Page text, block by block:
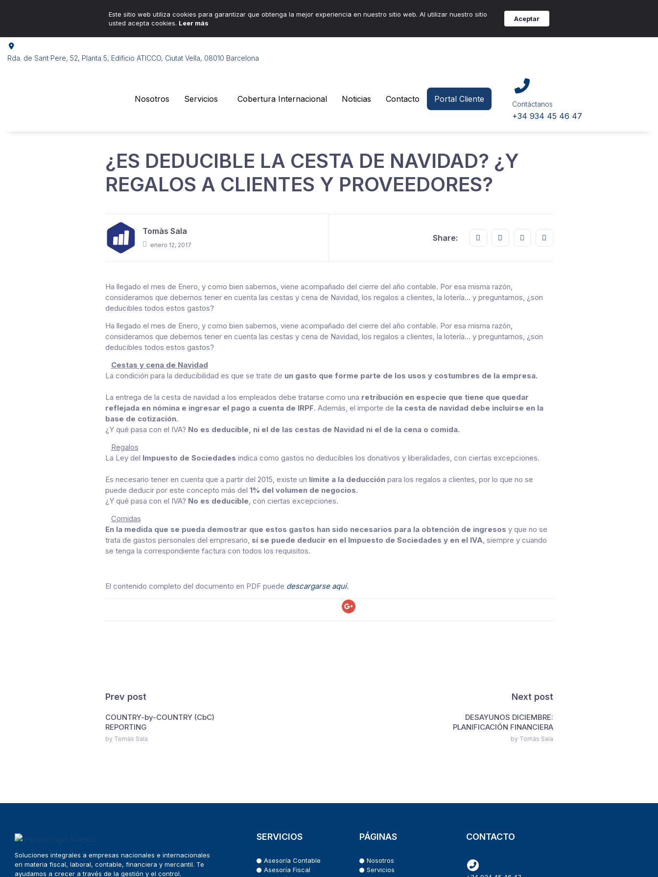
Rda. de Sant Pere, 52, Planta 5, Edificio ATICCO, Ciutat Vella, 08010 Barcelona
Nosotros Servicios Cobertura Internacional Noticias Contacto Portal Cliente
Contáctanos
+34 934 45 46 47
¿ES DEDUCIBLE LA CESTA DE NAVIDAD? ¿Y
REGALOS A CLIENTES Y PROVEEDORES?
Tomàs Sala
enero 12, 2017
Share: Share this on FaceBook
Share this on Twitter
Share this on GMail
Share this on EMail
Ha llegado el mes de Enero, y como bien sabemos, viene acompañado del cierre del año contable. Por esa misma razón,
consideramos que debemos tener en cuenta las cestas y cena de Navidad, los regalos a clientes, la lotería… y preguntarnos, ¿son
deducibles todos estos gastos?
Ha llegado el mes de Enero, y como bien sabemos, viene acompañado del cierre del año contable. Por esa misma razón,
consideramos que debemos tener en cuenta las cestas y cena de Navidad, los regalos a clientes, la lotería… y preguntarnos, ¿son
deducibles todos estos gastos?
Cestas y cena de Navidad
La condición para la deducibilidad es que se trate de un gasto que forme parte de los usos y costumbres de la empresa.
La entrega de la cesta de navidad a los empleados debe tratarse como una retribución en especie que tiene que quedar
reflejada en nómina e ingresar el pago a cuenta de IRPF. Además, el importe de la cesta de navidad debe incluirse en la
base de cotización.
¿Y qué pasa con el IVA? No es deducible, ni el de las cestas de Navidad ni el de la cena o comida.
Regalos
La Ley del Impuesto de Sociedades indica como gastos no deducibles los donativos y liberalidades, con ciertas excepciones.
Es necesario tener en cuenta que a partir del 2015, existe un límite a la deducciónpara los regalos a clientes, por lo que no se
puede deducir por este concepto más del 1% del volumen de negocios.
¿Y qué pasa con el IVA? No es deducible, con ciertas excepciones.
Comidas
En la medida que se pueda demostrar que estos gastos han sido necesarios para la obtención de ingresos y que no se
trata de gastos personales del empresario, sí se puede deducir en el Impuesto de Sociedades y en el IVA, siempre y cuando
se tenga la correspondiente factura con todos los requisitos.
El contenido completo del documento en PDF puede descargarse aquí.
Prev post
COUNTRY-by-COUNTRY (CbC)
REPORTING
by Tomàs Sala
Next post
DESAYUNOS DICIEMBRE:
PLANIFICACIÓN FINANCIERA
by Tomàs Sala
Soluciones integrales a empresas nacionales e internacionales
en materia fiscal, laboral, contable, financiera y mercantil. Te
ayudamos a crecer a través de la gestión y el control.
SERVICIOS
Asesoría Contable
Asesoría Fiscal
PÁGINAS
Nosotros
Servicios
CONTACTO
Este sitio web utiliza cookies para garantizar que obtenga la mejor experiencia en nuestro sitio web. Al utilizar nuestro sitio
usted acepta cookies. Leer más
Aceptar